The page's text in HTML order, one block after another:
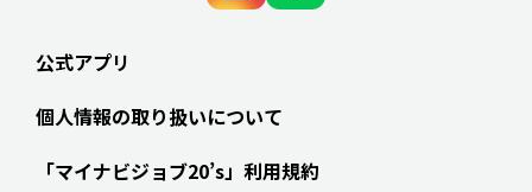
公式アプリ
個人情報の取り扱いについて
「マイナビジョブ20’s」利用規約